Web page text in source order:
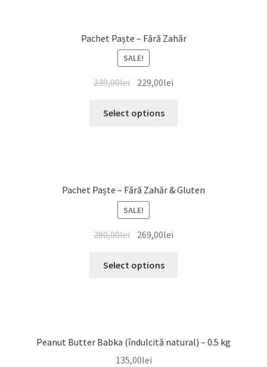
Pachet Paște – Fără Zahăr
SALE!
239,00lei 229,00lei
Select options
Pachet Paște – Fără Zahăr & Gluten
SALE!
280,00lei 269,00lei
Select options
Peanut Butter Babka (îndulcită natural) – 0.5 kg
135,00lei